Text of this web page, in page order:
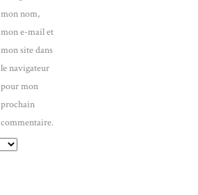
mon nom,
mon e-mail et
mon site dans
le navigateur
pour mon
prochain
commentaire.